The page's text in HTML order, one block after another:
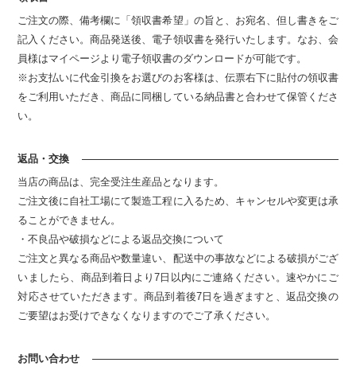
ご注文の際、備考欄に「領収書希望」の旨と、お宛名、但し書きをご
記入ください。商品発送後、電子領収書を発行いたします。なお、会
員様はマイページより電子領収書のダウンロードが可能です。
※お支払いに代金引換をお選びのお客様は、伝票右下に貼付の領収書
をご利用いただき、商品に同梱している納品書と合わせて保管くださ
い。
返品・交換
当店の商品は、完全受注生産品となります。
ご注文後に自社工場にて製造工程に入るため、キャンセルや変更は承
ることができません。
・不良品や破損などによる返品交換について
ご注文と異なる商品や数量違い、配送中の事故などによる破損がござ
いましたら、商品到着日より7日以内にご連絡ください。速やかにご
対応させていただきます。商品到着後7日を過ぎますと、返品交換の
ご要望はお受けできなくなりますのでご了承ください。
お問い合わせ